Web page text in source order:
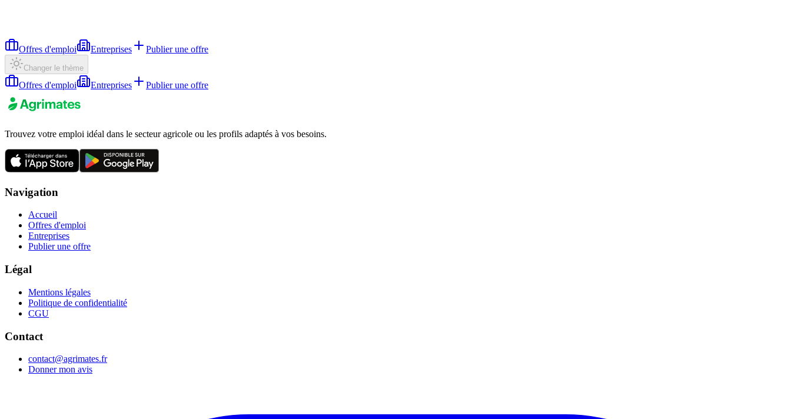
Offres d'emploi Entreprises Publier une offre
Changer le thème
Offres d'emploi Entreprises Publier une offre
Trouvez votre emploi idéal dans le secteur agricole ou les profils adaptés à vos besoins.
Navigation
Accueil
Offres d'emploi
Entreprises
Publier une offre
Légal
Mentions légales
Politique de confidentialité
CGU
Contact
contact@agrimates.fr
Donner mon avis